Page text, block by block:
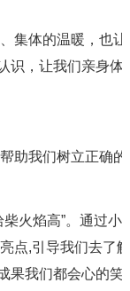
识，让我们亲身
助我们树立正确
点,引导我们去了
果我们都会心的